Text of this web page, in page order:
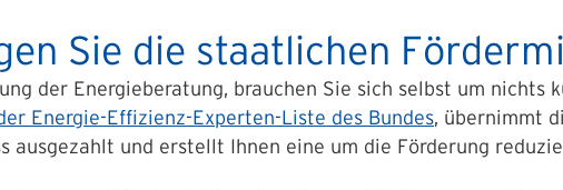
Sie die staatlichen
der Energieberatung, brauchen Sie sich selbst um nichts
Energie-Effizienz-Experten-Liste des Bundes, übernimmt
ausgezahlt und erstellt Ihnen eine um die Förderung